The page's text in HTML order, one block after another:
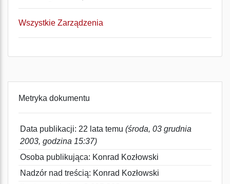
Wszystkie Zarządzenia
Metryka dokumentu
Data publikacji: 22 lata temu (środa, 03 grudnia
2003, godzina 15:37)
Osoba publikująca: Konrad Kozłowski
Nadzór nad treścią: Konrad Kozłowski